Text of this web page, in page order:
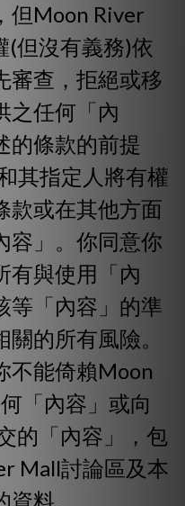
但Moon River
(但沒有義務)依
審查，拒絕或移
之任何「內
的條款的前提
其指定人將有權
款或在其他方面
容」。你同意你
有與使用「內
等「內容」的準
的所有風險。
不能倚賴Moon
「內容」或向
的「內容」，包
Mall討論區及本
料。